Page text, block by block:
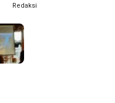
Redaksi